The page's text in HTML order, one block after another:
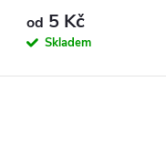
od 5 Kč
Skladem